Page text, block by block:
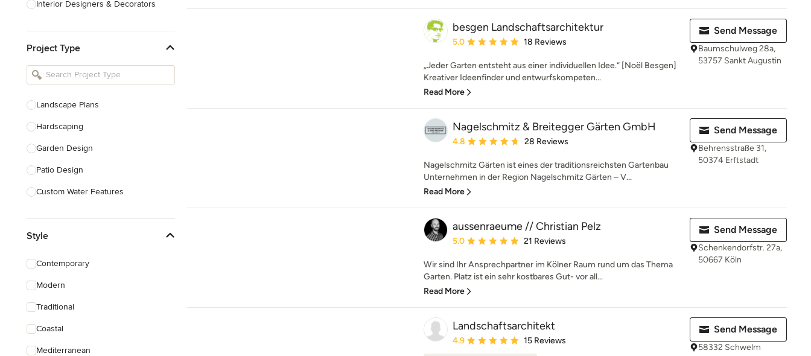
Interior Designers & Decorators
Kitchen Remodelers
Bathroom Remodelers
Designers
Landscape Contractors
Show All
Project Type
Landscape Plans
Hardscaping
Garden Design
Patio Design
Custom Water Features
Show All
Style
Contemporary
Modern
Traditional
Coastal
Mediterranean
besgen Landschaftsarchitektur
Average rating: 5 out of 5 stars
5.0 18 Reviews
„Jeder Garten entsteht aus einer individuellen Idee.“ [Noël Besgen]
Kreativer Ideenfinder und entwurfskompeten...
Read More
Send Message
Baumschulweg 28a,
53757 Sankt Augustin
Nagelschmitz & Breitegger Gärten GmbH
Average rating: 4.8 out of 5 stars
4.8 28 Reviews
Nagelschmitz Gärten ist eines der traditionsreichsten Gartenbau
Unternehmen in der Region Nagelschmitz Gärten – V...
Read More
Send Message
Behrensstraße 31,
50374 Erftstadt
aussenraeume // Christian Pelz
Average rating: 5 out of 5 stars
5.0 21 Reviews
Wir sind Ihr Ansprechpartner im Kölner Raum rund um das Thema
Garten. Platz ist ein sehr kostbares Gut- vor all...
Read More
Send Message
Schenkendorfstr. 27a,
50667 Köln
Landschaftsarchitekt
Average rating: 4.9 out of 5 stars
4.9 15 Reviews
Send Message
58332 Schwelm